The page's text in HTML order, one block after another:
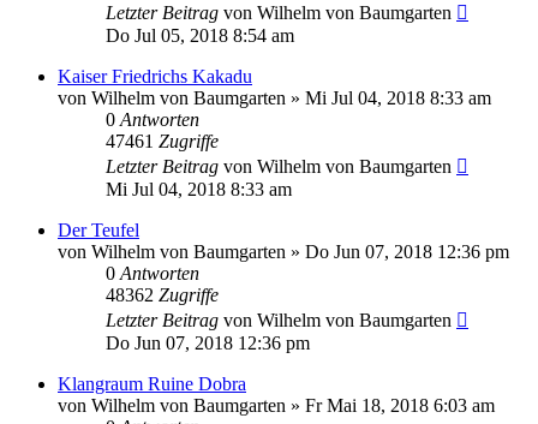
Letzter Beitrag von Wilhelm von Baumgarten
Do Jul 05, 2018 8:54 am
Kaiser Friedrichs Kakadu
von Wilhelm von Baumgarten » Mi Jul 04, 2018 8:33 am
0 Antworten
47461 Zugriffe
Letzter Beitrag von Wilhelm von Baumgarten
Mi Jul 04, 2018 8:33 am
Der Teufel
von Wilhelm von Baumgarten » Do Jun 07, 2018 12:36 pm
0 Antworten
48362 Zugriffe
Letzter Beitrag von Wilhelm von Baumgarten
Do Jun 07, 2018 12:36 pm
Klangraum Ruine Dobra
von Wilhelm von Baumgarten » Fr Mai 18, 2018 6:03 am